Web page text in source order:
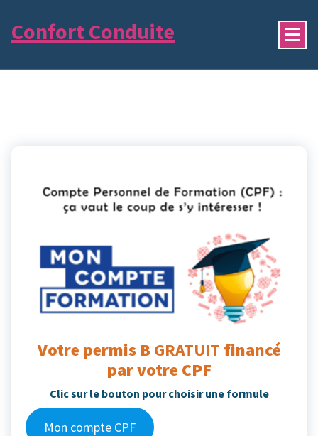
contenu
Confort Conduite
Votre permis BGRATUIT financé
par votre CPF
Clic sur le bouton pour choisir une formule
Mon compte CPF